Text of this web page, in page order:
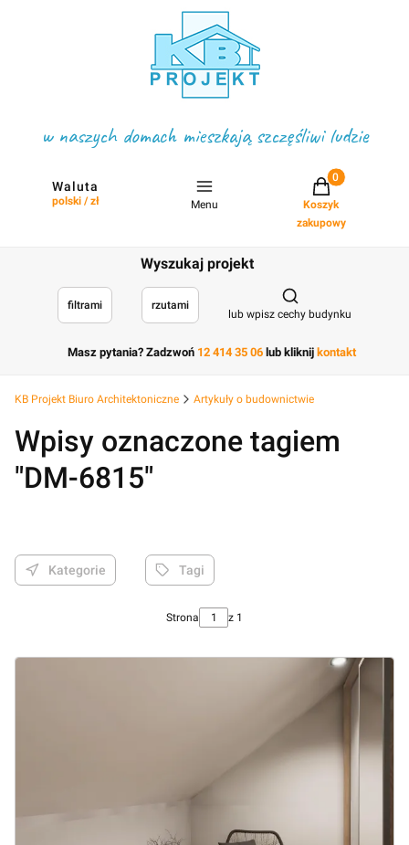
w naszych domach mieszkają szczęśliwi ludzie
Waluta
polski / zł Menu
Projekty w
Koszyk
zakupowy
Wyszukaj projekt
filtrami rzutami
Otwórz
lub wpisz cechy budynku
Masz pytania? Zadzwoń 12 414 35 06 lub kliknij kontakt
KB Projekt Biuro Architektoniczne Artykuły o budownictwie
Wpisy oznaczone tagiem
"DM-6815"
Kategorie Tagi
Strona z 1